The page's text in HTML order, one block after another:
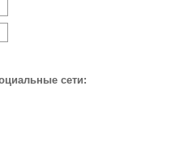
сети: